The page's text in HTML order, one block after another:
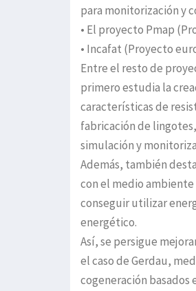
para monitorización y
• El proyecto Pmap
• Incafat (Proyecto
Entre el resto de
primero estudia la
características de
fabricación de
simulación y
Además, también
con el medio
conseguir utilizar
energético.
Así, se persigue
el caso de Gerdau,
cogeneración